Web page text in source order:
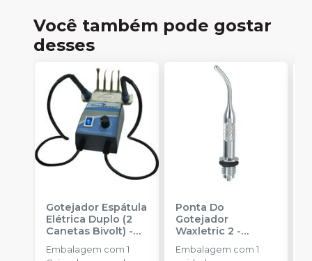
Você também pode gostar
desses
Gotejador Espátula
Elétrica Duplo (2
Canetas Bivolt) -
PLASTER
Embalagem com 1
Ponta Do
Gotejador
Waxletric 2 -
RENFERT
Embalagem com 1